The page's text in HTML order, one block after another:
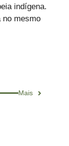
indígena.
no mesmo
Mais